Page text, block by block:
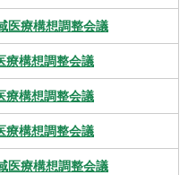
医療構想調整会議
療構想調整会議
療構想調整会議
療構想調整会議
医療構想調整会議